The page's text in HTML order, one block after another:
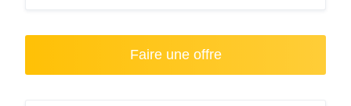
Faire une offre